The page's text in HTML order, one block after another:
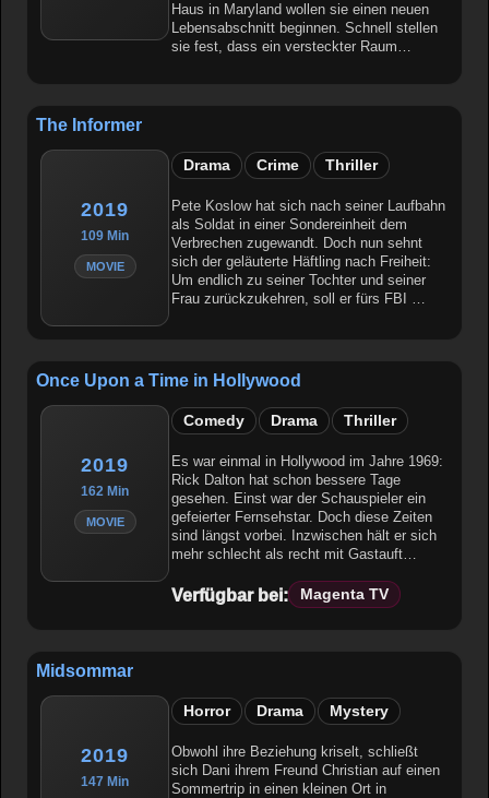
Haus in Maryland wollen sie einen neuen
Lebensabschnitt beginnen. Schnell stellen
sie fest, dass ein versteckter Raum…
The Informer
2019
109 Min
MOVIE
Drama Crime Thriller
Pete Koslow hat sich nach seiner Laufbahn
als Soldat in einer Sondereinheit dem
Verbrechen zugewandt. Doch nun sehnt
sich der geläuterte Häftling nach Freiheit:
Um endlich zu seiner Tochter und seiner
Frau zurückzukehren, soll er fürs FBI …
Once Upon a Time in Hollywood
2019
162 Min
MOVIE
Comedy Drama Thriller
Es war einmal in Hollywood im Jahre 1969:
Rick Dalton hat schon bessere Tage
gesehen. Einst war der Schauspieler ein
gefeierter Fernsehstar. Doch diese Zeiten
sind längst vorbei. Inzwischen hält er sich
mehr schlecht als recht mit Gastauft…
Verfügbar bei: Magenta TV
Midsommar
2019
147 Min
Horror Drama Mystery
Obwohl ihre Beziehung kriselt, schließt
sich Dani ihrem Freund Christian auf einen
Sommertrip in einen kleinen Ort in